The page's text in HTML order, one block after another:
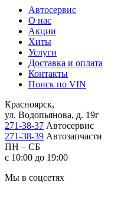
Автосервис
О нас
Акции
Хиты
Услуги
Доставка и оплата
Контакты
Поиск по VIN
Красноярск,
ул. Водопьянова, д. 19г
271-38-37 Автосервис
271-38-39 Автозапчасти
ПН – СБ
с 10:00 до 19:00
Мы в соцсетях